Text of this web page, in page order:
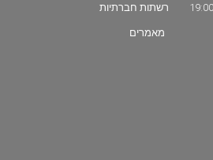
רשתות חברתיות
מאמרים